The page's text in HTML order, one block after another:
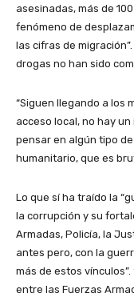
asesinadas, más de
fenómeno de
las cifras de
drogas no han sido
“Siguen llegando a los
acceso local, no hay
pensar en algún tipo
humanitario, que es
Lo que sí ha traído la
la corrupción y su
Armadas, Policía, la
antes pero, con la
más de estos
entre las Fuerzas